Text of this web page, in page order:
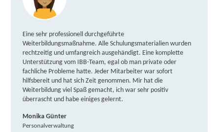
Eine sehr professionell durchgeführte
Weiterbildungsmaßnahme. Alle Schulungsmaterialien wurden
rechtzeitig und umfangreich ausgehändigt. Eine komplette
Unterstützung vom IBB-Team, egal ob man private oder
fachliche Probleme hatte. Jeder Mitarbeiter war sofort
hilfsbereit und hat sich Zeit genommen. Mir hat die
Weiterbildung viel Spaß gemacht, ich war sehr positiv
überrascht und habe einiges gelernt.
Monika Günter
Personalverwaltung